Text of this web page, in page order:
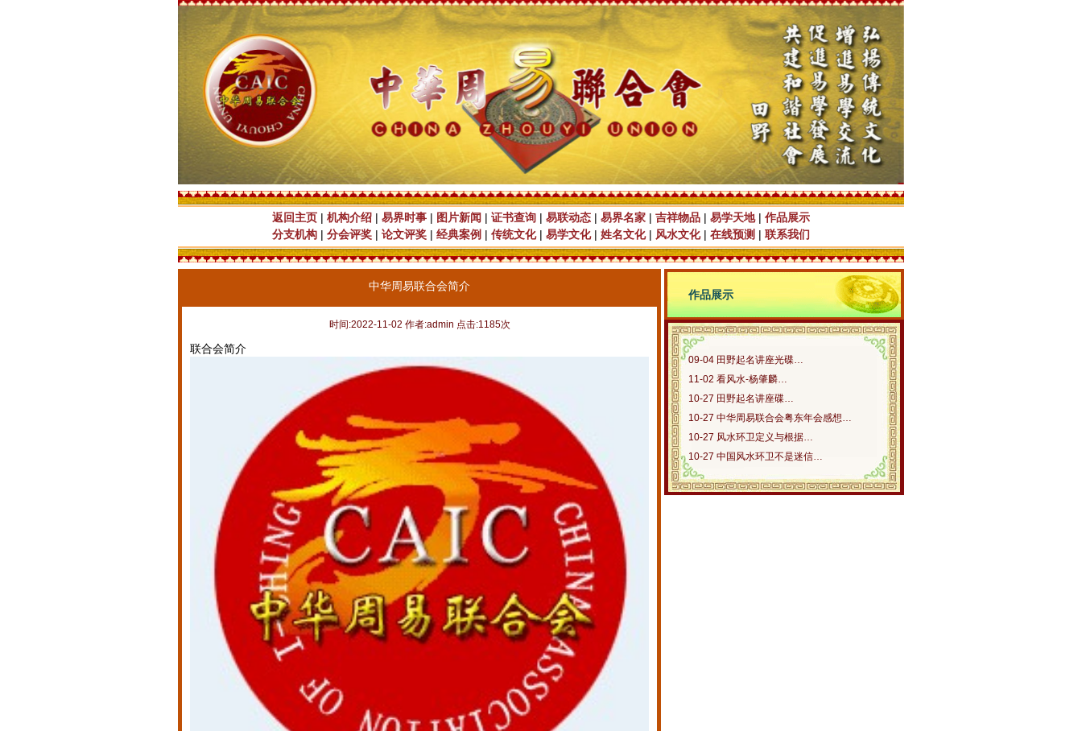
返回主页 | 机构介绍 | 易界时事 | 图片新闻 | 证书查询 | 易联动态 | 易界名家 | 吉祥物品 | 易学天地| 作品展示
分支机构 | 分会评奖 | 论文评奖 | 经典案例 | 传统文化| 易学文化| 姓名文化| 风水文化| 在线预测 | 联系我们
中华周易联合会简介
时间:2022-11-02 作者:admin 点击:1185次
联合会简介
作品展示
09-04 田野起名讲座光碟…
11-02 看风水-杨肇麟…
10-27 田野起名讲座碟…
10-27 中华周易联合会粤东年会感想…
10-27 风水环卫定义与根据…
10-27 中国风水环卫不是迷信…